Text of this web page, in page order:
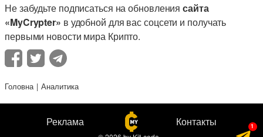
Не забудьте подписаться на обновлениясайта
«MyCrypter» в удобной для вас соцсети и получать
первыми новости мира Крипто.
Головна Аналитика
Реклама Контакты